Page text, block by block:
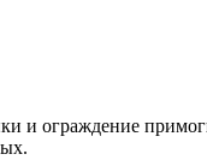
и ограждение